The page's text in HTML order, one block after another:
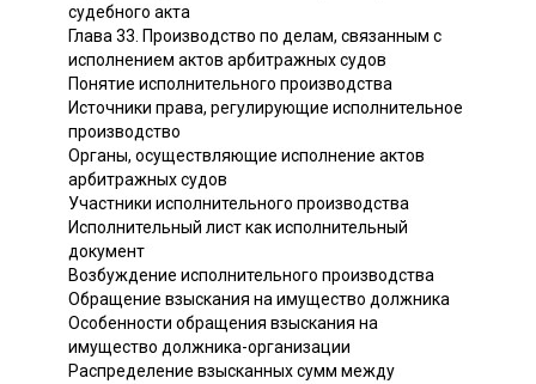
судебного акта
Глава 33. Производство по делам, связанным с
исполнением актов арбитражных судов
Понятие исполнительного производства
Источники права, регулирующие исполнительное
производство
Органы, осуществляющие исполнение актов
арбитражных судов
Участники исполнительного производства
Исполнительный лист как исполнительный
документ
Возбуждение исполнительного производства
Обращение взыскания на имущество должника
Особенности обращения взыскания на
имущество должника-организации
Распределение взысканных сумм между